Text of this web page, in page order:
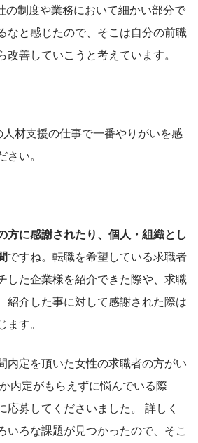
の制度や業務において細かい部分で
なと感じたので、そこは自分の前職
改善していこうと考えています。
材支援の仕事で一番やりがいを感
さい。
方に感謝されたり、個人・組織とし
ですね。転職を希望している求職者
した企業様を紹介できた際や、求職
紹介した事に対して感謝された際は
す。
内定を頂いた女性の求職者の方がい
内定がもらえずに悩んでいる際
募してくださいました。 詳しく
いろな課題が見つかったので、そこ